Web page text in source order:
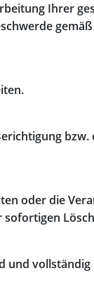
Ihrer
oder die
und